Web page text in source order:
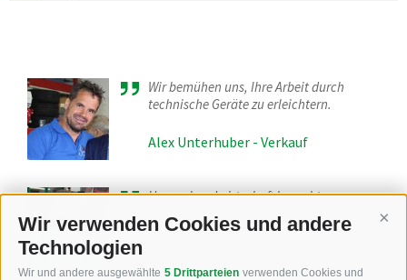
Wir verwenden Cookies und andere
Technologien
Wir und andere ausgewählte 5 Drittparteien verwenden Cookies und
Wir bemühen uns, Ihre Arbeit durch
technische Geräte zu erleichtern.
Alex Unterhuber - Verkauf
Unsere Landwirtschaft braucht
moderne und leistungsfähige
Maschinen und Geräte, damit
gearbeitet werden kann